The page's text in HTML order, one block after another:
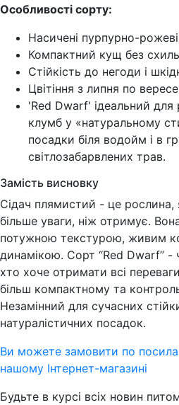
Особливості сорту:
Насичені пурпурно-рожеві
Компактний кущ без
Стійкість до негоди і
Цвітіння з липня по
'Red Dwarf' ідеальний для
клумб у «натуральному
посадки біля водойм і в
світлозабарвлених трав.
Замість висновку
Сідач плямистий - це рослина,
більше уваги, ніж отримує.
потужною текстурою, живим
динамікою. Сорт “Red Dwarf” -
хто хоче отримати всі
більш компактному та
Незамінний для сучасних
натуралістичних посадок.
Ви можете замовити по
нашому Інтернет-магазині
Будьте в курсі всіх новин